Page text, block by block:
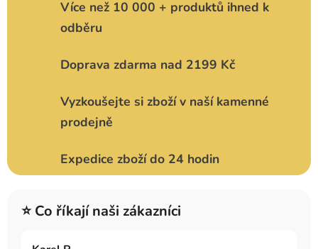
Více než 10 000 + produktů ihned k
odběru
Doprava zdarma nad 2199 Kč
Vyzkoušejte si zboží v naší kamenné
prodejně
Expedice zboží do 24 hodin
⭐ Co říkají naši zákazníci